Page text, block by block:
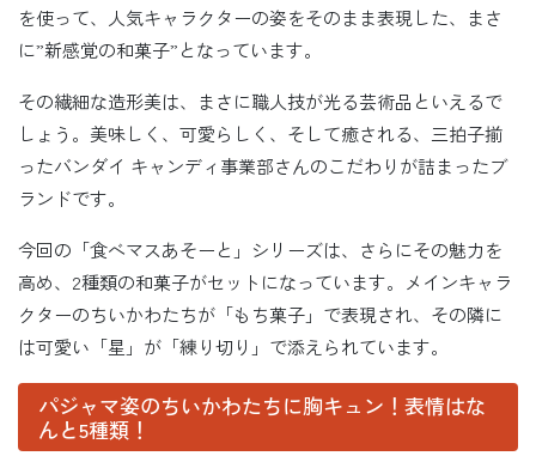
を使って、人気キャラクターの姿をそのまま表現した、まさ
に”新感覚の和菓子”となっています。
その繊細な造形美は、まさに職人技が光る芸術品といえるで
しょう。美味しく、可愛らしく、そして癒される、三拍子揃
ったバンダイ キャンディ事業部さんのこだわりが詰まったブ
ランドです。
今回の「食べマスあそーと」シリーズは、さらにその魅力を
高め、2種類の和菓子がセットになっています。メインキャラ
クターのちいかわたちが「もち菓子」で表現され、その隣に
は可愛い「星」が「練り切り」で添えられています。
パジャマ姿のちいかわたちに胸キュン！表情はな
んと5種類！